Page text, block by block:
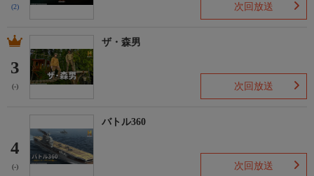
(2) 次回放送
3
(-)
ザ・森男
次回放送
4
(-)
バトル360
次回放送